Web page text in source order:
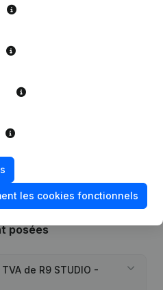
- ARCHITECTES
Constitution (Nouvelle
Morale, Ouverture
posées
de R9 STUDIO -
les cookies fonctionnels